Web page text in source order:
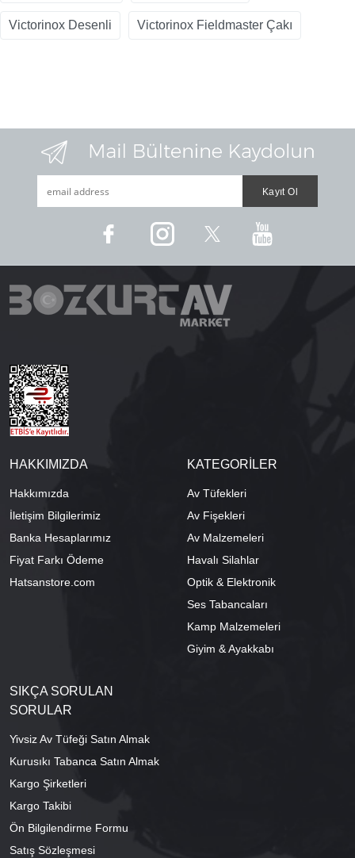
Victorinox Desenli Victorinox Fieldmaster Çakı
HAKKIMIZDA
Hakkımızda
İletişim Bilgilerimiz
Banka Hesaplarımız
Fiyat Farkı Ödeme
Hatsanstore.com
KATEGORİLER
Av Tüfekleri
Av Fişekleri
Av Malzemeleri
Havalı Silahlar
Optik & Elektronik
Ses Tabancaları
Kamp Malzemeleri
Giyim & Ayakkabı
SIKÇA SORULAN
SORULAR
Yivsiz Av Tüfeği Satın Almak
Kurusıkı Tabanca Satın Almak
Kargo Şirketleri
Kargo Takibi
Ön Bilgilendirme Formu
Satış Sözleşmesi